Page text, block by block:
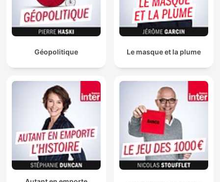
Géopolitique Le masque et la plume